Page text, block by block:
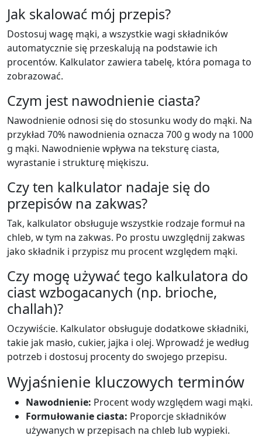
Jak skalować mój przepis?
Dostosuj wagę mąki, a wszystkie wagi składników
automatycznie się przeskalują na podstawie ich
procentów. Kalkulator zawiera tabelę, która pomaga to
zobrazować.
Czym jest nawodnienie ciasta?
Nawodnienie odnosi się do stosunku wody do mąki. Na
przykład 70% nawodnienia oznacza 700 g wody na 1000
g mąki. Nawodnienie wpływa na teksturę ciasta,
wyrastanie i strukturę miękiszu.
Czy ten kalkulator nadaje się do
przepisów na zakwas?
Tak, kalkulator obsługuje wszystkie rodzaje formuł na
chleb, w tym na zakwas. Po prostu uwzględnij zakwas
jako składnik i przypisz mu procent względem mąki.
Czy mogę używać tego kalkulatora do
ciast wzbogacanych (np. brioche,
challah)?
Oczywiście. Kalkulator obsługuje dodatkowe składniki,
takie jak masło, cukier, jajka i olej. Wprowadź je według
potrzeb i dostosuj procenty do swojego przepisu.
Wyjaśnienie kluczowych terminów
Nawodnienie: Procent wody względem wagi mąki.
Formułowanie ciasta: Proporcje składników
używanych w przepisach na chleb lub wypieki.